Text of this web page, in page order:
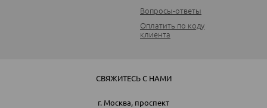
Вопросы-ответы
Оплатить по коду
клиента
СВЯЖИТЕСЬ С НАМИ
г. Москва, проспект